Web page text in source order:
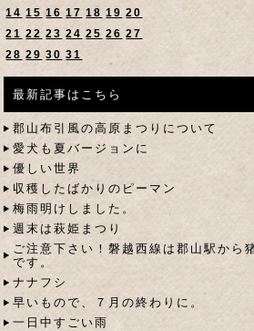
14 15 16 17 18 19 20
21 22 23 24 25 26 27
28 29 30 31
最新記事はこちら
郡山布引風の高原まつりについて
愛犬も夏バージョンに
優しい世界
収穫したばかりのピーマン
梅雨明けしました。
週末は萩姫まつり
ご注意下さい！磐越西線は郡山駅から
です。
ナナフシ
早いもので、７月の終わりに。
一日中すごい雨